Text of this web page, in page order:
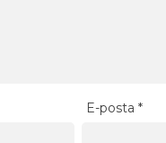
E-posta*